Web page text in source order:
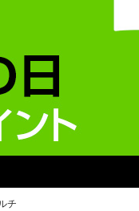
チ